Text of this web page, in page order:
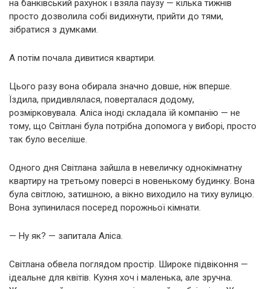
на банківський рахунок і взяла паузу — кілька тижнів
просто дозволила собі видихнути, прийти до тями,
зібратися з думками.
А потім почала дивитися квартири.
Цього разу вона обирала значно довше, ніж вперше.
Їздила, придивлялася, поверталася додому,
розмірковувала. Аліса іноді складала їй компанію — не
тому, що Світлані була потрібна допомога у виборі, просто
так було веселіше.
Одного дня Світлана зайшла в невеличку однокімнатну
квартиру на третьому поверсі в новенькому будинку. Вона
була світлою, затишною, а вікно виходило на тиху вулицю.
Вона зупинилася посеред порожньої кімнати.
— Ну як? — запитала Аліса.
Світлана обвела поглядом простір. Широке підвіконня —
ідеальне для квітів. Кухня хоч і маленька, але зручна.